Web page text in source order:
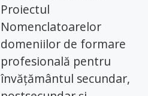
Proiectul
Nomenclatoarelor
domeniilor de formare
profesională pentru
învățământul secundar,